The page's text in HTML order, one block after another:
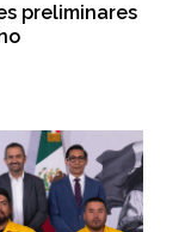
preliminares